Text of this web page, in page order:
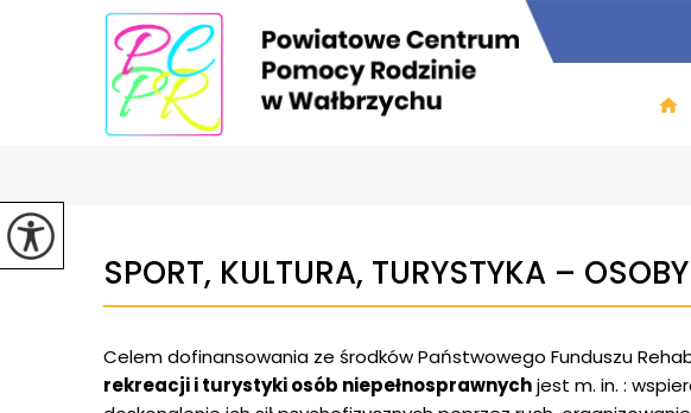
SPORT, KULTURA, TURYSTYKA –
Celem dofinansowania ze środków Państwowego Funduszu
rekreacji i turystyki osób niepełnosprawnychjest m. in. :